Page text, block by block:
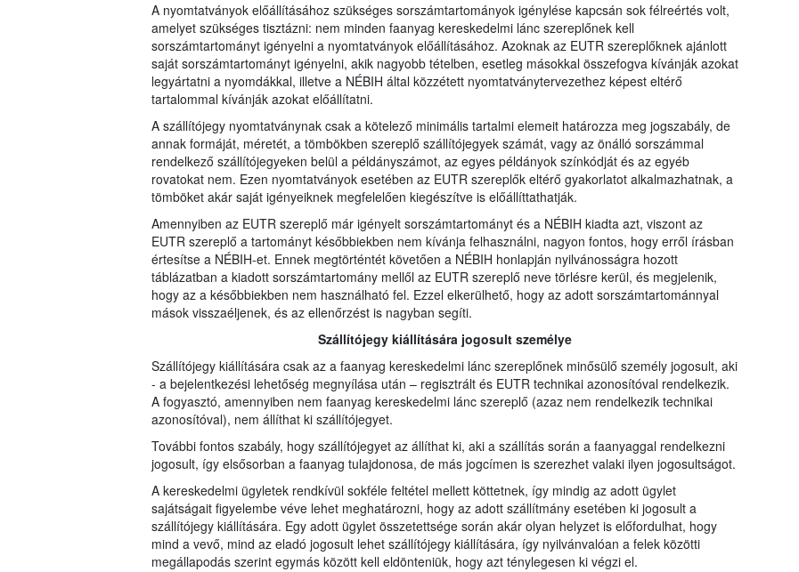
A nyomtatványok előállításához szükséges sorszámtartományok igénylése kapcsán sok félreértés volt,
amelyet szükséges tisztázni: nem minden faanyag kereskedelmi lánc szereplőnek kell
sorszámtartományt igényelni a nyomtatványok előállításához. Azoknak az EUTR szereplőknek ajánlott
saját sorszámtartományt igényelni, akik nagyobb tételben, esetleg másokkal összefogva kívánják azokat
legyártatni a nyomdákkal, illetve a NÉBIH által közzétett nyomtatványtervezethez képest eltérő
tartalommal kívánják azokat előállítatni.
A szállítójegy nyomtatványnak csak a kötelező minimális tartalmi elemeit határozza meg jogszabály, de
annak formáját, méretét, a tömbökben szereplő szállítójegyek számát, vagy az önálló sorszámmal
rendelkező szállítójegyeken belül a példányszámot, az egyes példányok színkódját és az egyéb
rovatokat nem. Ezen nyomtatványok esetében az EUTR szereplők eltérő gyakorlatot alkalmazhatnak, a
tömböket akár saját igényeiknek megfelelően kiegészítve is előállíttathatják.
Amennyiben az EUTR szereplő már igényelt sorszámtartományt és a NÉBIH kiadta azt, viszont az
EUTR szereplő a tartományt későbbiekben nem kívánja felhasználni, nagyon fontos, hogy erről írásban
értesítse a NÉBIH-et. Ennek megtörténtét követően a NÉBIH honlapján nyilvánosságra hozott
táblázatban a kiadott sorszámtartomány mellől az EUTR szereplő neve törlésre kerül, és megjelenik,
hogy az a későbbiekben nem használható fel. Ezzel elkerülhető, hogy az adott sorszámtartománnyal
mások visszaéljenek, és az ellenőrzést is nagyban segíti.
Szállítójegy kiállítására jogosult személye
Szállítójegy kiállítására csak az a faanyag kereskedelmi lánc szereplőnek minősülő személy jogosult, aki
- a bejelentkezési lehetőség megnyílása után – regisztrált és EUTR technikai azonosítóval rendelkezik.
A fogyasztó, amennyiben nem faanyag kereskedelmi lánc szereplő (azaz nem rendelkezik technikai
azonosítóval), nem állíthat ki szállítójegyet.
További fontos szabály, hogy szállítójegyet az állíthat ki, aki a szállítás során a faanyaggal rendelkezni
jogosult, így elsősorban a faanyag tulajdonosa, de más jogcímen is szerezhet valaki ilyen jogosultságot.
A kereskedelmi ügyletek rendkívül sokféle feltétel mellett köttetnek, így mindig az adott ügylet
sajátságait figyelembe véve lehet meghatározni, hogy az adott szállítmány esetében ki jogosult a
szállítójegy kiállítására. Egy adott ügylet összetettsége során akár olyan helyzet is előfordulhat, hogy
mind a vevő, mind az eladó jogosult lehet szállítójegy kiállítására, így nyilvánvalóan a felek közötti
megállapodás szerint egymás között kell eldönteniük, hogy azt ténylegesen ki végzi el.